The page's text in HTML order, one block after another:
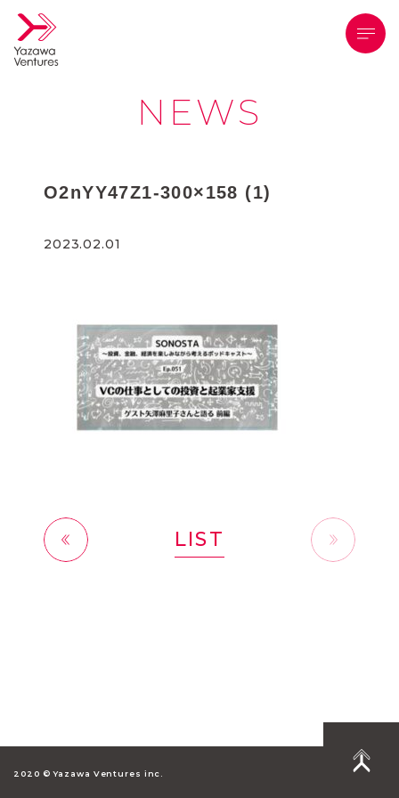
NEWS
O2nYY47Z1-300×158 (1)
2023.02.01
前へ LIST
2020 © Yazawa Ventures inc.
メニ